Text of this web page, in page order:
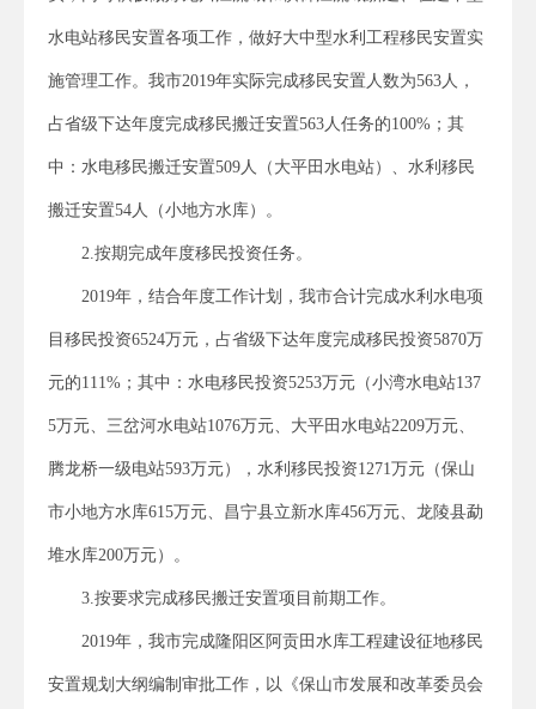
水电站移民安置各项工作，做好大中型水利工程移民安置实
施管理工作。我市2019年实际完成移民安置人数为563人，
占省级下达年度完成移民搬迁安置563人任务的100%；其
中：水电移民搬迁安置509人（大平田水电站）、水利移民
搬迁安置54人（小地方水库）。
2.按期完成年度移民投资任务。
2019年，结合年度工作计划，我市合计完成水利水电项
目移民投资6524万元，占省级下达年度完成移民投资5870万
元的111%；其中：水电移民投资5253万元（小湾水电站137
5万元、三岔河水电站1076万元、大平田水电站2209万元、
腾龙桥一级电站593万元），水利移民投资1271万元（保山
市小地方水库615万元、昌宁县立新水库456万元、龙陵县勐
堆水库200万元）。
3.按要求完成移民搬迁安置项目前期工作。
2019年，我市完成隆阳区阿贡田水库工程建设征地移民
安置规划大纲编制审批工作，以《保山市发展和改革委员会